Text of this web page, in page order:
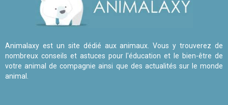
Animalaxy est un site dédié aux animaux. Vous y trouverez de
nombreux conseils et astuces pour l'éducation et le bien-être de
votre animal de compagnie ainsi que des actualités sur le monde
animal.